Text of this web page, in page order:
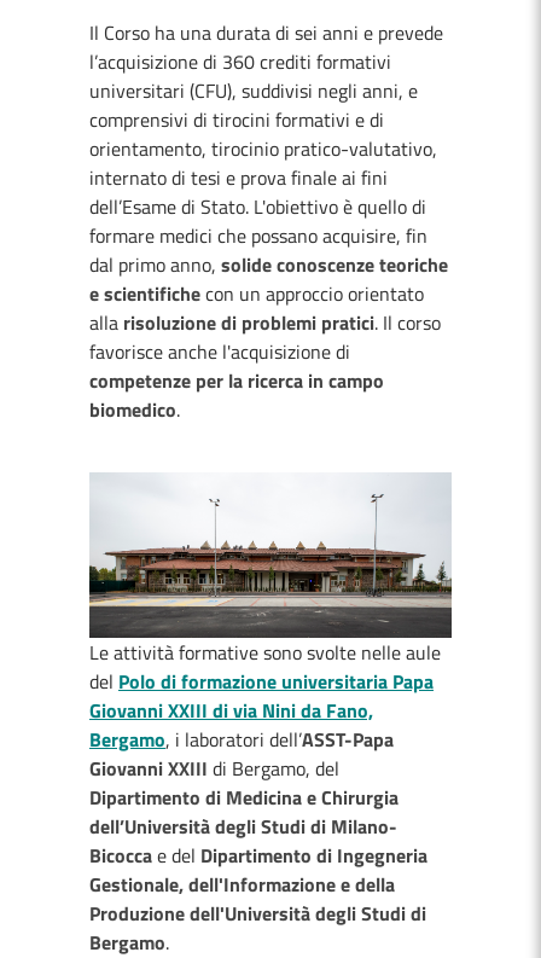
Il Corso ha una durata di sei anni e prevede
l’acquisizione di 360 crediti formativi
universitari (CFU), suddivisi negli anni, e
comprensivi di tirocini formativi e di
orientamento, tirocinio pratico-valutativo,
internato di tesi e prova finale ai fini
dell’Esame di Stato. L'obiettivo è quello di
formare medici che possano acquisire, fin
dal primo anno, solide conoscenze teoriche
e scientifichecon un approccio orientato
alla risoluzione di problemi pratici. Il corso
favorisce anche l'acquisizione di
competenze per la ricerca in campo
biomedico.
Le attività formative sono svolte nelle aule
del Polo di formazione universitaria Papa
Giovanni XXIII di via Nini da Fano,
Bergamo, i laboratori dell’ASST-Papa
Giovanni XXIII di Bergamo, del
Dipartimento di Medicina e Chirurgia
dell’Università degli Studi di Milano-
Bicoccae del Dipartimento di Ingegneria
Gestionale, dell'Informazione e della
Produzione dell'Università degli Studi di
Bergamo.